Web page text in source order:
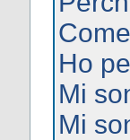
Ho
Mi
Mi